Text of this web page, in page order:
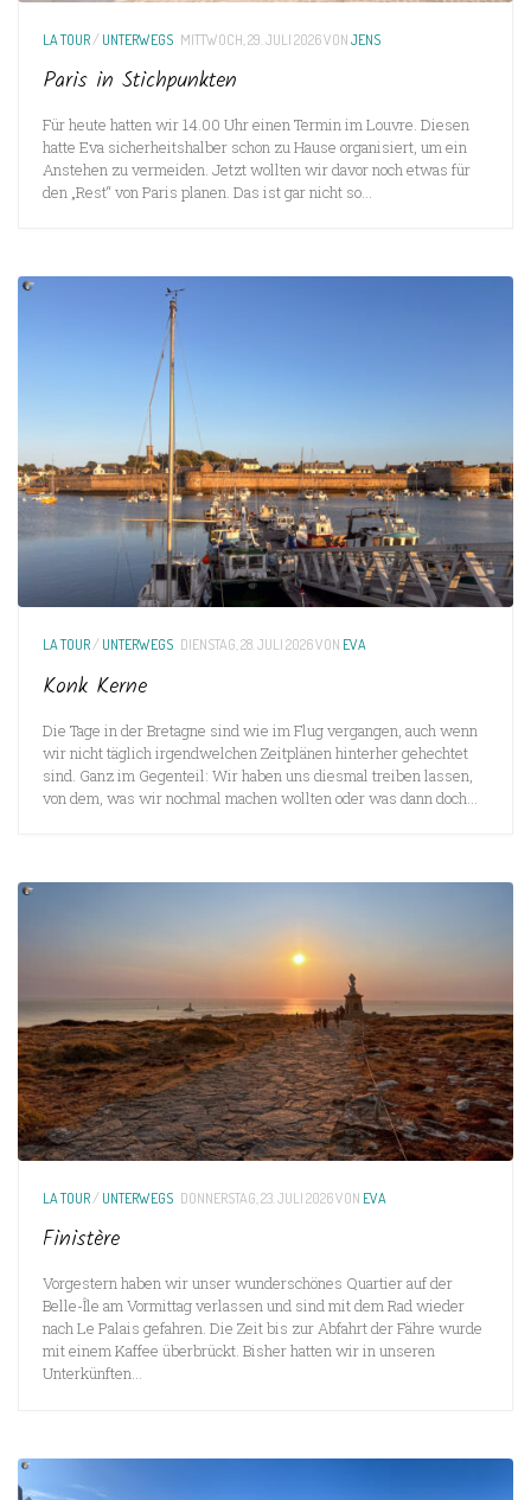
LA TOUR/UNTERWEGS MITTWOCH, 29. JULI 2026VONJENS
Paris in Stichpunkten
Für heute hatten wir 14.00 Uhr einen Termin im Louvre. Diesen
hatte Eva sicherheitshalber schon zu Hause organisiert, um ein
Anstehen zu vermeiden. Jetzt wollten wir davor noch etwas für
den „Rest“ von Paris planen. Das ist gar nicht so...
LA TOUR/UNTERWEGS DIENSTAG, 28. JULI 2026VON EVA
Konk Kerne
Die Tage in der Bretagne sind wie im Flug vergangen, auch wenn
wir nicht täglich irgendwelchen Zeitplänen hinterher gehechtet
sind. Ganz im Gegenteil: Wir haben uns diesmal treiben lassen,
von dem, was wir nochmal machen wollten oder was dann doch...
LA TOUR/UNTERWEGS DONNERSTAG, 23. JULI 2026VON EVA
Finistère
Vorgestern haben wir unser wunderschönes Quartier auf der
Belle-Île am Vormittag verlassen und sind mit dem Rad wieder
nach Le Palais gefahren. Die Zeit bis zur Abfahrt der Fähre wurde
mit einem Kaffee überbrückt. Bisher hatten wir in unseren
Unterkünften...